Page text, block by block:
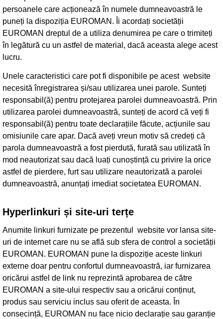
persoanele care acționează în numele dumneavoastră le
puneți la dispoziția EUROMAN. Îi acordați societății
EUROMAN dreptul de a utiliza denumirea pe care o trimiteți
în legătură cu un astfel de material, dacă aceasta alege acest
lucru.
Unele caracteristici care pot fi disponibile pe acest website
necesită înregistrarea și/sau utilizarea unei parole. Sunteți
responsabil(ă) pentru protejarea parolei dumneavoastră. Prin
utilizarea parolei dumneavoastră, sunteți de acord că veți fi
responsabil(ă) pentru toate declarațiile făcute, acțiunile sau
omisiunile care apar. Dacă aveți vreun motiv să credeți că
parola dumneavoastră a fost pierdută, furată sau utilizată în
mod neautorizat sau dacă luați cunoștință cu privire la orice
astfel de pierdere, furt sau utilizare neautorizată a parolei
dumneavoastră, anunțați imediat societatea EUROMAN.
Hyperlinkuri și site-uri terțe
Anumite linkuri furnizate pe prezentul website vor lansa site-
uri de internet care nu se află sub sfera de control a societății
EUROMAN. EUROMAN pune la dispoziție aceste linkuri
externe doar pentru confortul dumneavoastră, iar furnizarea
oricărui astfel de link nu reprezintă aprobarea de către
EUROMAN a site-ului respectiv sau a oricărui conținut,
produs sau serviciu inclus sau oferit de aceasta. În
consecință, EUROMAN nu face nicio declarație sau garanție